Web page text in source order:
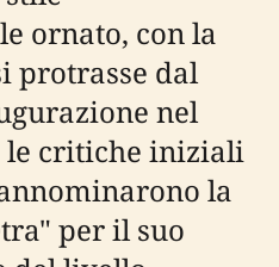
ornato, con la
protrasse dal
nel
le critiche iniziali
la
per il suo